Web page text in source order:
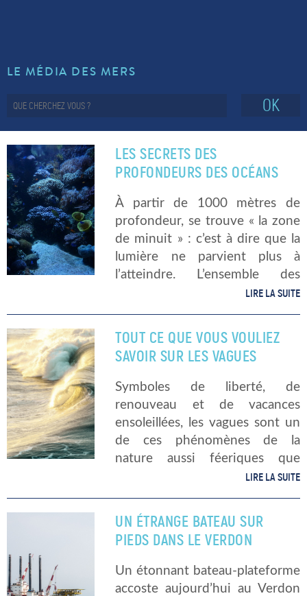
LE MÉDIA DES MERS
OK
LES SECRETS DES
PROFONDEURS DES OCÉANS
À partir de 1000 mètres de
profondeur, se trouve « la zone
de minuit » : c’est à dire que la
lumière ne parvient plus à
l’atteindre. L’ensemble des
organismes vivant qui y
LIRE LA SUITE
TOUT CE QUE VOUS VOULIEZ
SAVOIR SUR LES VAGUES
Symboles de liberté, de
renouveau et de vacances
ensoleillées, les vagues sont un
de ces phénomènes de la
nature aussi féeriques que
complexes. Mais alors, savez-
vague ? Et que pouvons-nous
appeler vague, très exactement
? […]
LIRE LA SUITE
UN ÉTRANGE BATEAU SUR
PIEDS DANS LE VERDON
Un étonnant bateau-plateforme
accoste aujourd’hui au Verdon